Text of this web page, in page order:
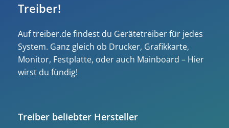
Treiber!
Auf treiber.de findest du Gerätetreiber für jedes
System. Ganz gleich ob Drucker, Grafikkarte,
Monitor, Festplatte, oder auch Mainboard – Hier
wirst du fündig!
Treiber beliebter Hersteller